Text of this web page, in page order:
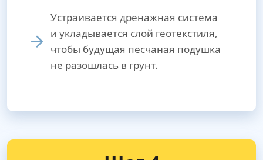
Устраивается дренажная система
и укладывается слой геотекстиля,
чтобы будущая песчаная подушка
не разошлась в грунт.